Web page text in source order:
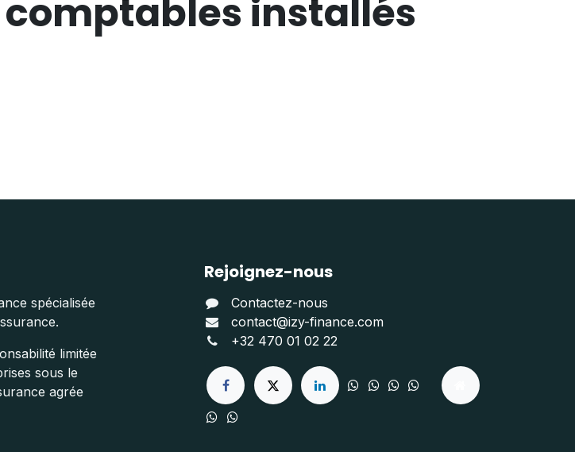
installés
spécialisée
limitée
sous le
agrée
Rejoignez-nous
Contactez-nous
contact@izy-finance.com
+32 470 01 02 22